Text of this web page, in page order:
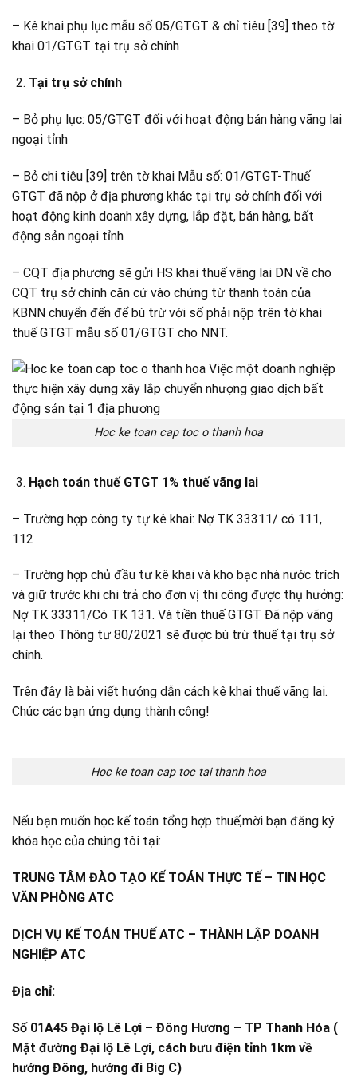
– Kê khai phụ lục mẫu số 05/GTGT & chỉ tiêu [39] theo tờ
khai 01/GTGT tại trụ sở chính
Tại trụ sở chính
– Bỏ phụ lục: 05/GTGT đối với hoạt động bán hàng vãng lai
ngoại tỉnh
– Bỏ chi tiêu [39] trên tờ khai Mẫu số: 01/GTGT-Thuế
GTGT đã nộp ở địa phương khác tại trụ sở chính đối với
hoạt động kinh doanh xây dựng, lắp đặt, bán hàng, bất
động sản ngoại tỉnh
– CQT địa phương sẽ gửi HS khai thuế vãng lai DN về cho
CQT trụ sở chính căn cứ vào chứng từ thanh toán của
KBNN chuyển đến để bù trừ với số phải nộp trên tờ khai
thuế GTGT mẫu số 01/GTGT cho NNT.
Hoc ke toan cap toc o thanh hoa
Hạch toán thuế GTGT 1% thuế vãng lai
– Trường hợp công ty tự kê khai: Nợ TK 33311/ có 111,
112
– Trường hợp chủ đầu tư kê khai và kho bạc nhà nước trích
và giữ trước khi chi trả cho đơn vị thi công được thụ hưởng:
Nợ TK 33311/Có TK 131. Và tiền thuế GTGT Đã nộp vãng
lại theo Thông tư 80/2021 sẽ được bù trừ thuế tại trụ sở
chính.
Trên đây là bài viết hướng dẫn cách kê khai thuế vãng lai.
Chúc các bạn ứng dụng thành công!
Hoc ke toan cap toc tai thanh hoa
Nếu bạn muốn học kế toán tổng hợp thuế,mời bạn đăng ký
khóa học của chúng tôi tại:
TRUNG TÂM ĐÀO TẠO KẾ TOÁN THỰC TẾ – TIN HỌC
VĂN PHÒNG ATC
DỊCH VỤ KẾ TOÁN THUẾ ATC – THÀNH LẬP DOANH
NGHIỆP ATC
Địa chỉ:
Số 01A45 Đại lộ Lê Lợi – Đông Hương – TP Thanh Hóa (
Mặt đường Đại lộ Lê Lợi, cách bưu điện tỉnh 1km về
hướng Đông, hướng đi Big C)